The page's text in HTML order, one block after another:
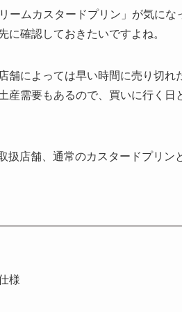
ムカスタードプリン」が気にな
確認しておきたいですよね。
によっては早い時間に売り切れ
需要もあるので、買いに行く日
店舗、通常のカスタードプリン
様